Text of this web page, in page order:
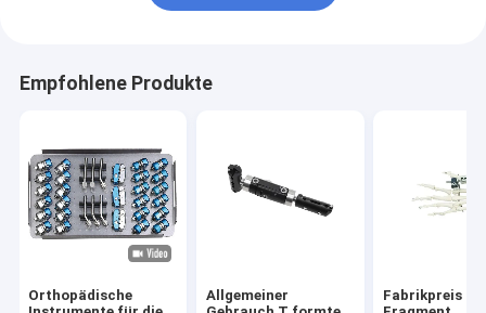
Empfohlene Produkte
Orthopädische
Allgemeiner
Fabrikpreis